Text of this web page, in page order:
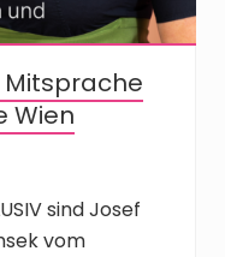
Mitsprache
Wien
sind Josef
vom